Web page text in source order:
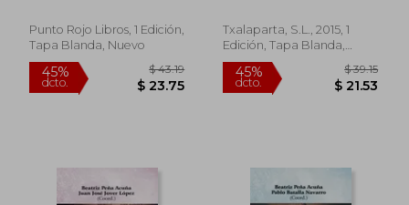
Punto Rojo Libros, 1 Edición,
Tapa Blanda, Nuevo
Txalaparta, S.L., 2015, 1
Edición, Tapa Blanda,
Nuevo